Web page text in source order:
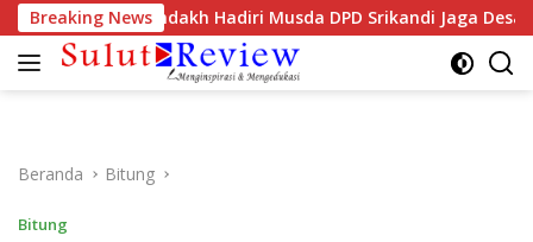
Langsung
ke
konten
Breaking News
Ellen Sondakh Hadiri Musda DPD Srikandi Jaga Desa Sulut
Beranda Bitung
Bitung